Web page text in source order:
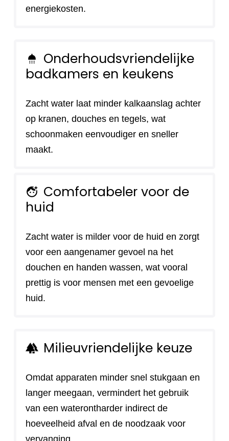
energiekosten.
shower
Onderhoudsvriendelijke
badkamers en keukens
Zacht water laat minder kalkaanslag achter
op kranen, douches en tegels, wat
schoonmaken eenvoudiger en sneller
maakt.
face_retouching_natural Comfortabeler voor de
huid
Zacht water is milder voor de huid en zorgt
voor een aangenamer gevoel na het
douchen en handen wassen, wat vooral
prettig is voor mensen met een gevoelige
huid.
forest Milieuvriendelijke keuze
Omdat apparaten minder snel stukgaan en
langer meegaan, vermindert het gebruik
van een waterontharder indirect de
hoeveelheid afval en de noodzaak voor
vervanging.